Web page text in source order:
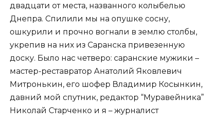
двадцати от места, названного колыбелью
Днепра. Спилили мы на опушке сосну,
ошкурили и прочно вогнали в землю столбы,
укрепив на них из Саранска привезенную
доску. Было нас четверо: саранские мужики –
мастер-реставратор Анатолий Яковлевич
Митронькин, его шофер Владимир Косынкин,
давний мой спутник, редактор “Муравейника”
Николай Старченко и я – журналист